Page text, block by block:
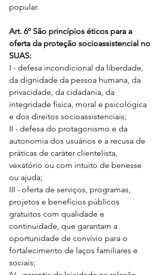
popular.
Art. 6º São princípios éticos para a
oferta da proteção socioassistencial no
SUAS:
I - defesa incondicional da liberdade,
da dignidade da pessoa humana, da
privacidade, da cidadania, da
integridade física, moral e psicológica
e dos direitos socioassistenciais;
II - defesa do protagonismo e da
autonomia dos usuários e a recusa de
práticas de caráter clientelista,
vexatório ou com intuito de benesse
ou ajuda;
III - oferta de serviços, programas,
projetos e benefícios públicos
gratuitos com qualidade e
continuidade, que garantam a
oportunidade de convívio para o
fortalecimento de laços familiares e
sociais;